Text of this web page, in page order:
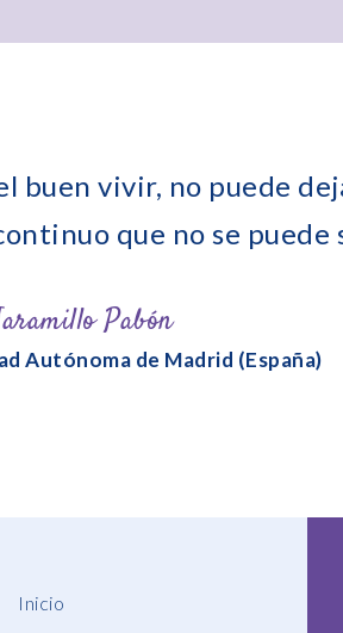
buen vivir, no puede
que no se puede
Pabón
Autónoma de Madrid (España)
Inicio